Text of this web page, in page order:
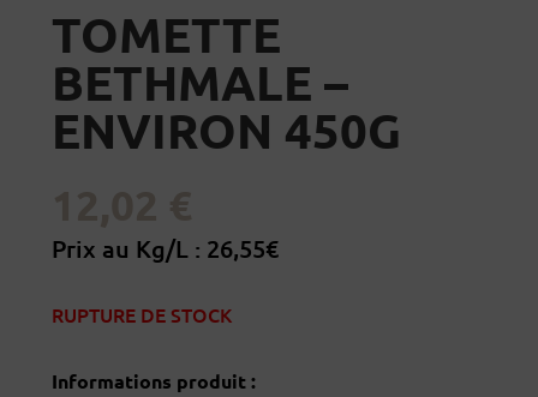
TOMETTE
BETHMALE –
ENVIRON 450G
Prix au Kg/L : 26,55€
RUPTURE DE STOCK
Informations produit :